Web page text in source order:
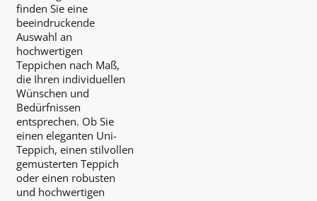
finden Sie eine
beeindruckende
Auswahl an
hochwertigen
Teppichen nach Maß,
die Ihren individuellen
Wünschen und
Bedürfnissen
entsprechen. Ob Sie
einen eleganten Uni-
Teppich, einen stilvollen
gemusterten Teppich
oder einen robusten
und hochwertigen